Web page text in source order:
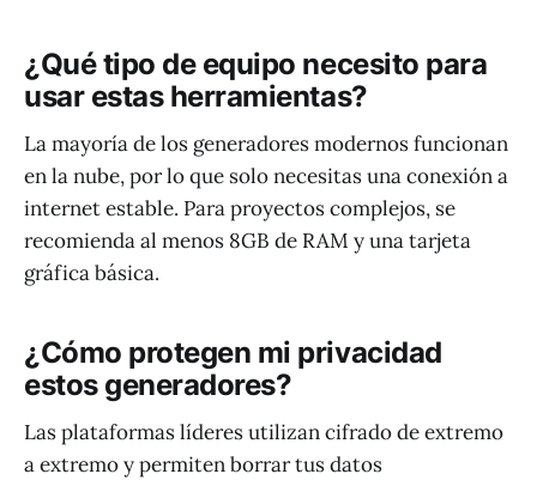
¿Qué tipo de equipo necesito para
usar estas herramientas?
La mayoría de los generadores modernos funcionan
en la nube, por lo que solo necesitas una conexión a
internet estable. Para proyectos complejos, se
recomienda al menos 8GB de RAM y una tarjeta
gráfica básica.
¿Cómo protegen mi privacidad
estos generadores?
Las plataformas líderes utilizan cifrado de extremo
a extremo y permiten borrar tus datos